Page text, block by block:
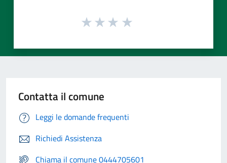
Contatta il comune
Leggi le domande frequenti
Richiedi Assistenza
Chiama il comune 0444705601